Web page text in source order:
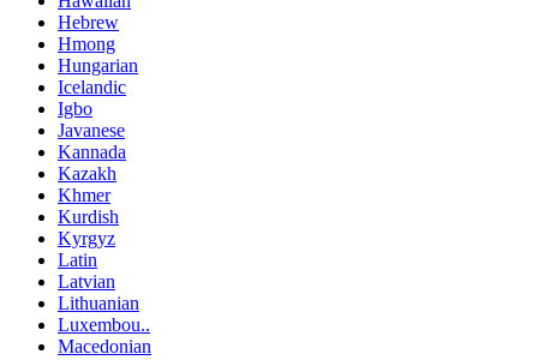
Hebrew
Hmong
Hungarian
Icelandic
Igbo
Javanese
Kannada
Kazakh
Khmer
Kurdish
Kyrgyz
Latin
Latvian
Lithuanian
Luxembou..
Macedonian